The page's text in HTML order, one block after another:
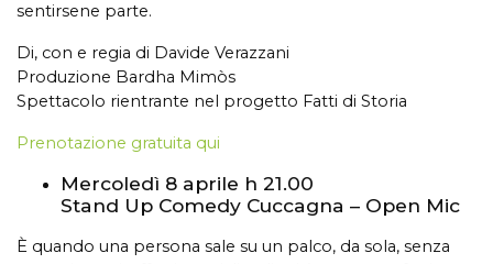
sentirsene parte.
Di, con e regia di Davide Verazzani
Produzione Bardha Mimòs
Spettacolo rientrante nel progetto Fatti di Storia
Prenotazione gratuita qui
Mercoledì 8 aprile h 21.00
Stand Up Comedy Cuccagna – Open Mic
È quando una persona sale su un palco, da sola, senza